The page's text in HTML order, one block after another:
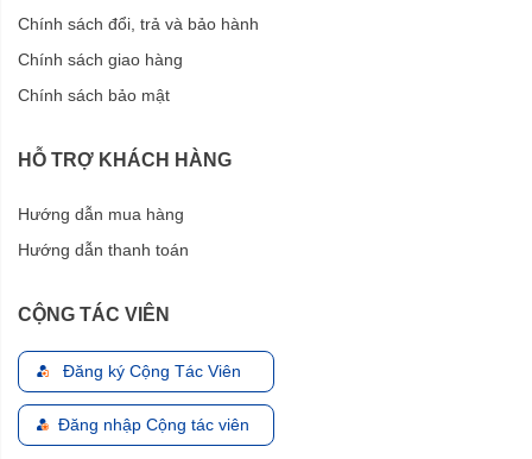
Chính sách đổi, trả và bảo hành
Chính sách giao hàng
Chính sách bảo mật
HỖ TRỢ KHÁCH HÀNG
Hướng dẫn mua hàng
Hướng dẫn thanh toán
CỘNG TÁC VIÊN
Đăng ký Cộng Tác Viên
Đăng nhập Cộng tác viên